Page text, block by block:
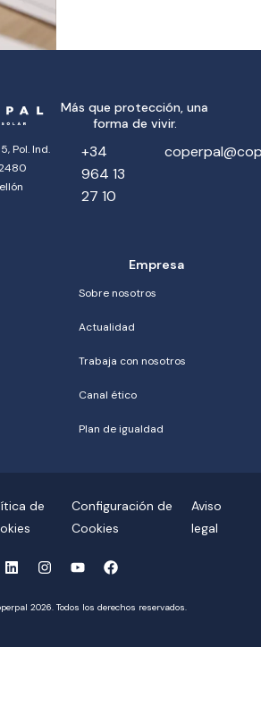
Más que protección, una
forma de vivir.
Pol. Ind.
+34
964 13
27 10
Empresa
Sobre nosotros
Actualidad
Trabaja con nosotros
Canal ético
Plan de igualdad
2026. Todos los derechos reservados.
de
Configuración de
Cookies
Aviso
legal